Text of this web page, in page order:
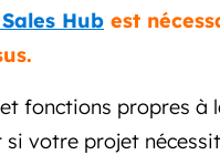
Hub est
fonctions propres à
votre projet